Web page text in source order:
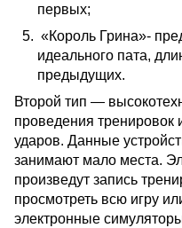
первых;
«Король Грина»-
идеального пата,
предыдущих.
Второй тип —
проведения тренировок
ударов. Данные
занимают мало места.
произведут запись
просмотреть всю игру
электронные